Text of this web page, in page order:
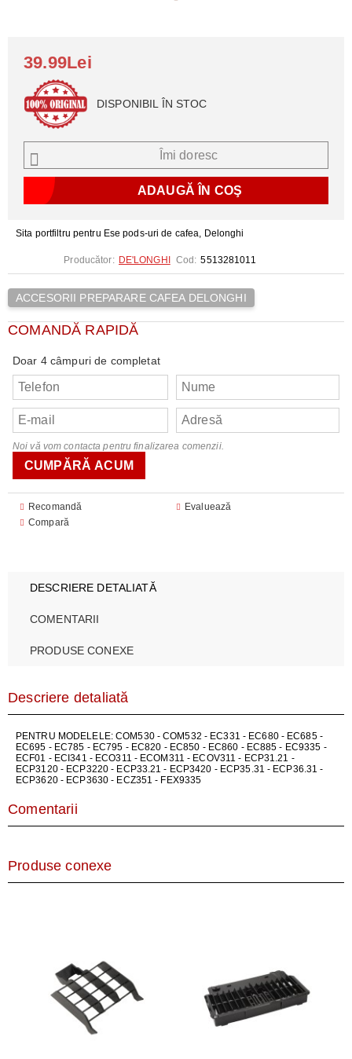
Sita portfiltru pentru Ese pods-uri de cafea, Delonghi
Producător: DE'LONGHI Cod: 5513281011
ACCESORII PREPARARE CAFEA DELONGHI
COMANDĂ RAPIDĂ
Doar 4 câmpuri de completat
Noi vă vom contacta pentru finalizarea comenzii.
Recomandă
Evaluează
Compară
39.99Lei
DISPONIBIL ÎN STOC
Îmi doresc
DESCRIERE DETALIATĂ
COMENTARII
PRODUSE CONEXE
Descriere detaliată
PENTRU MODELELE: COM530 - COM532 - EC331 - EC680 - EC685 -
EC695 - EC785 - EC795 - EC820 - EC850 - EC860 - EC885 - EC9335 -
ECF01 - ECI341 - ECO311 - ECOM311 - ECOV311 - ECP31.21 -
ECP3120 - ECP3220 - ECP33.21 - ECP3420 - ECP35.31 - ECP36.31 -
ECP3620 - ECP3630 - ECZ351 - FEX9335
Comentarii
Produse conexe